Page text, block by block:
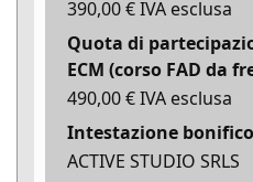
390,00 € IVA esclusa
Quota di
ECM (corso FAD da
490,00 € IVA esclusa
Intestazione bonifico
ACTIVE STUDIO SRLS